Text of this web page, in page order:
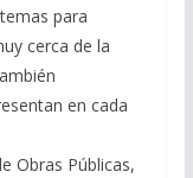
para
cerca de la
en cada
Obras Públicas,